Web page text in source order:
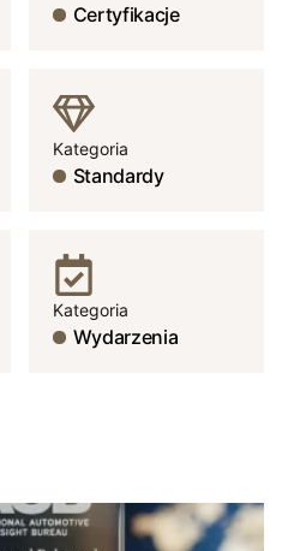
Certyfikacje
Kategoria
Standardy
Kategoria
Wydarzenia